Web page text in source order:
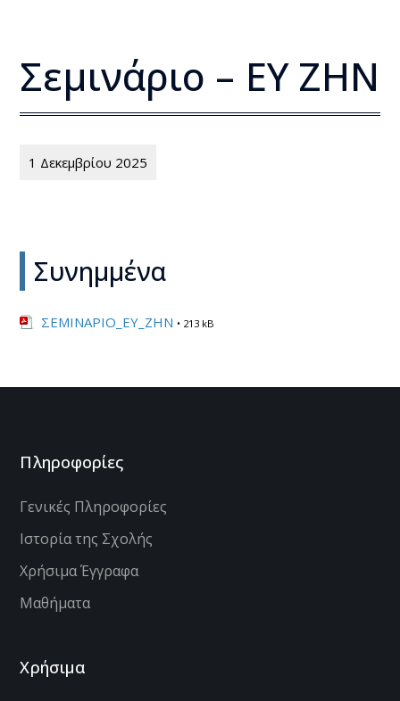
Σεμινάριο – ΕΥ ΖΗΝ
1 Δεκεμβρίου 2025
Συνημμένα
ΣΕΜΙΝΑΡΙΟ_ΕΥ_ΖΗΝ • 213 kB
Πληροφορίες
Γενικές Πληροφορίες
Ιστορία της Σχολής
Χρήσιμα Έγγραφα
Μαθήματα
Χρήσιμα